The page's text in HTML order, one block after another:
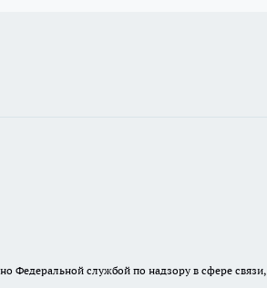
Федеральной службой по надзору в сфере связи,